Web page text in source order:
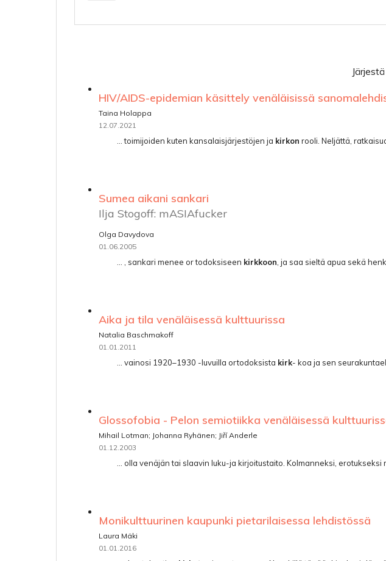
HIV/AIDS-epidemian käsittely venäläisissä
Taina Holappa
12.07.2021
... toimijoiden kuten kansalaisjärjestöjen ja kirkon rooli. Neljättä,
Sumea aikani sankari
Ilja Stogoff: mASIAfucker
Olga Davydova
01.06.2005
... , sankari menee or­ todoksiseen kirkkoon , ja saa sieltä apua sekä
Aika ja tila venäläisessä kulttuurissa
Natalia Baschmakoff
01.01.2011
... vainosi 1920–1930 -luvuilla ortodoksista kirk- koa ja sen
Glossofobia - Pelon semiotiikka venäläisessä
Mihail Lotman; Johanna Ryhänen; Jiří Anderle
01.12.2003
... olla venäjän tai slaavin luku-ja kirjoitustaito. Kolmanneksi, erotukseksi
Monikulttuurinen kaupunki pietarilaisessa lehdistössä
Laura Mäki
01.01.2016